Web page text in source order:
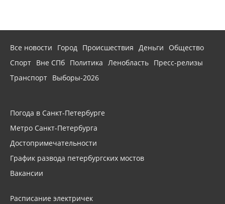
Все новости Город Происшествия Деньги
Общество
Спорт Вне СПб Политика Ленобласть Пресс-релизы
Транспорт Выборы-2026
Погода в Санкт-Петербурге
Метро Санкт-Петербурга
Достопримечательности
График развода петербургских мостов
Вакансии
Расписание электричек